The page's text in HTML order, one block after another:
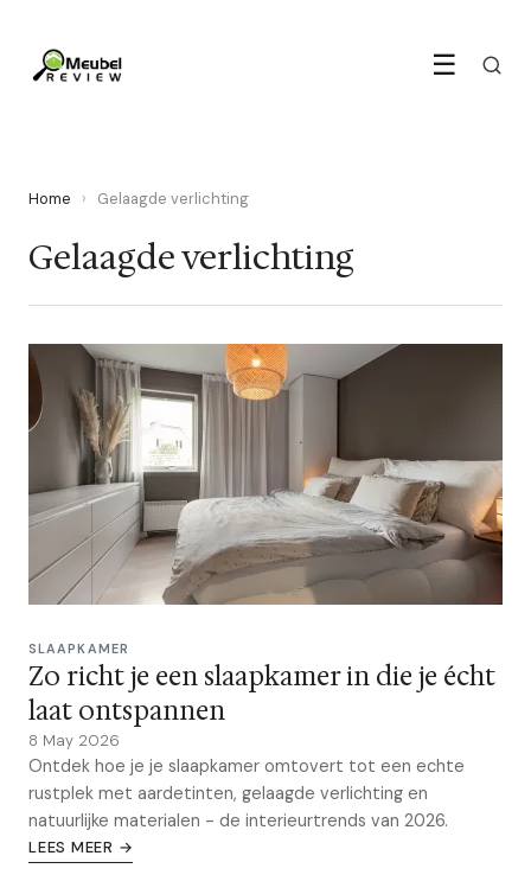
☰
Home › Gelaagde verlichting
Gelaagde verlichting
SLAAPKAMER
Zo richt je een slaapkamer in die je écht
laat ontspannen
8 May 2026
Ontdek hoe je je slaapkamer omtovert tot een echte
rustplek met aardetinten, gelaagde verlichting en
natuurlijke materialen - de interieurtrends van 2026.
LEES MEER →